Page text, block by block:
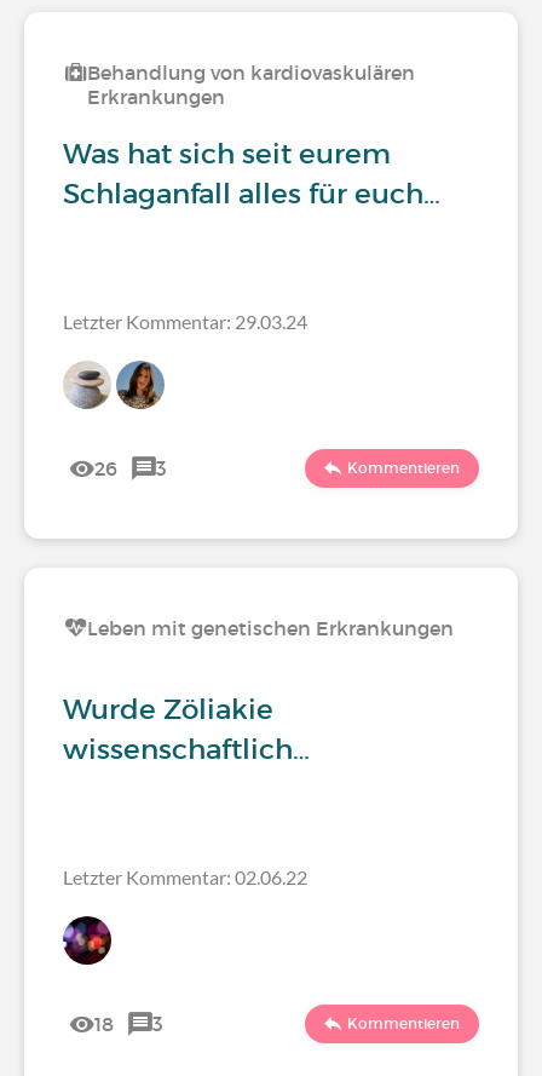
Behandlung von kardiovaskulären
Erkrankungen
Was hat sich seit eurem
Schlaganfall alles für euch…
Letzter Kommentar: 29.03.24
26 3 Kommentieren
Leben mit genetischen Erkrankungen
Wurde Zöliakie
wissenschaftlich…
Letzter Kommentar: 02.06.22
18 3 Kommentieren